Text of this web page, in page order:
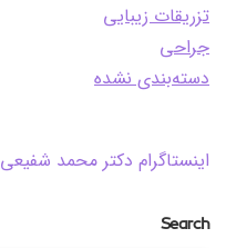
تزریقات زیبایی
جراحی
دسته‌بندی نشده
اینستاگرام دکتر محمد شفیعی
Search